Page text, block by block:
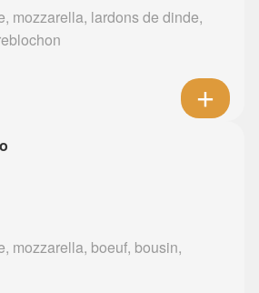
mozzarella, lardons de dinde,
mozzarella, boeuf, bousin,